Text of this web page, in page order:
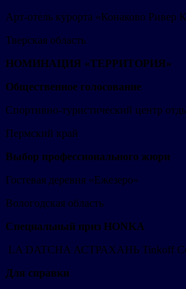
Арт-отель курорта «Конаково Ривер
Тверская область
НОМИНАЦИЯ «ТЕРРИТОРИЯ»
Общественное голосование
Спортивно-туристический центр
Пермский край
Выбор профессионального жюри
Гостевая деревня «Ежезеро»
Вологодская область
Специальный приз HONKA
LA DATCHA АСТРАХАНЬ Tinkoff
Для справки